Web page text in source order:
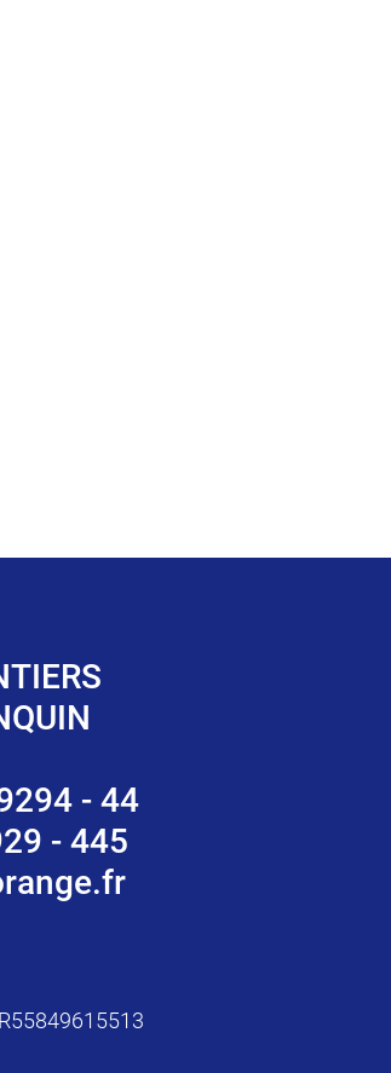
- 44
- 445